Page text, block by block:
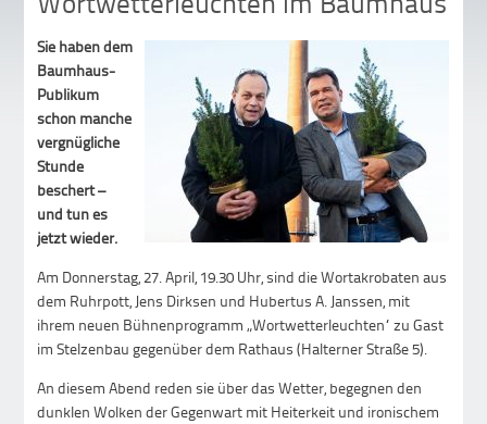
Sie haben dem
Baumhaus-
Publikum
schon manche
vergnügliche
Stunde
beschert –
und tun es
jetzt wieder.
Am Donnerstag, 27. April, 19.30 Uhr, sind die Wortakrobaten aus
dem Ruhrpott, Jens Dirksen und Hubertus A. Janssen, mit
ihrem neuen Bühnenprogramm „Wortwetterleuchten“ zu Gast
im Stelzenbau gegenüber dem Rathaus (Halterner Straße 5).
An diesem Abend reden sie über das Wetter, begegnen den
dunklen Wolken der Gegenwart mit Heiterkeit und ironischem